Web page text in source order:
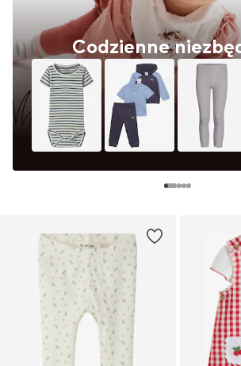
Codzienne